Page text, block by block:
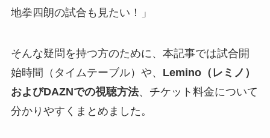
地拳四朗の試合も見たい！」
そんな疑問を持つ方のために、本記事では試合開
始時間（タイムテーブル）や、 Lemino（レミノ）
およびDAZNでの視聴方法、チケット料金について
分かりやすくまとめました。